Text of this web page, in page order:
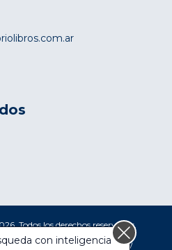
Todos los derechos reservados.
Para reclamos ingresá acá. /